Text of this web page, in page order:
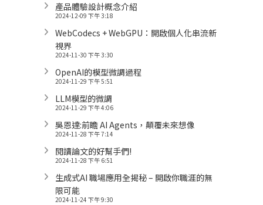
產品體驗設計概念介紹
2024-12-09 下午 3:18
WebCodecs + WebGPU：開啟個人化串流新
視界
2024-11-30 下午 3:30
OpenAI的模型微調過程
2024-11-29 下午 5:51
LLM模型的微調
2024-11-29 下午 4:06
吳恩達:前瞻 AI Agents，顛覆未來想像
2024-11-28 下午 7:14
閱讀論文的好幫手們!
2024-11-28 下午 6:51
生成式AI 職場應用全揭秘 – 開啟你職涯的無
限可能
2024-11-24 下午 9:30